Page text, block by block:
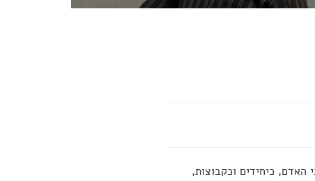
האדם, כיחידים וכקבוצות,